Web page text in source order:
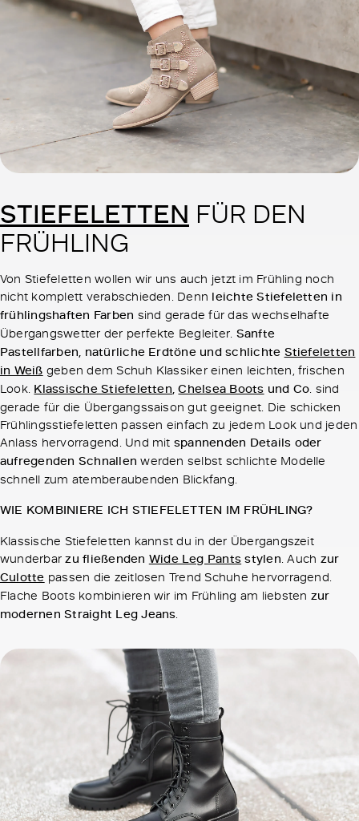
STIEFELETTEN FÜR DEN
FRÜHLING
Von Stiefeletten wollen wir uns auch jetzt im Frühling noch
nicht komplett verabschieden. Denn leichte Stiefeletten in
frühlingshaften Farben sind gerade für das wechselhafte
Übergangswetter der perfekte Begleiter. Sanfte
Pastellfarben, natürliche Erdtöne und schlichte Stiefeletten
in Weiß geben dem Schuh Klassiker einen leichten, frischen
Look. Klassische Stiefeletten,Chelsea Boots und Co . sind
gerade für die Übergangssaison gut geeignet. Die schicken
Frühlingsstiefeletten passen einfach zu jedem Look und jeden
Anlass hervorragend. Und mit spannenden Details oder
aufregenden Schnallen werden selbst schlichte Modelle
schnell zum atemberaubenden Blickfang.
WIE KOMBINIERE ICH STIEFELETTEN IM FRÜHLING?
Klassische Stiefeletten kannst du in der Übergangszeit
wunderbarzu fließenden Wide Leg Pantsstylen . Auch zur
Culotte passen die zeitlosen Trend Schuhe hervorragend.
Flache Boots kombinieren wir im Frühling am liebsten zur
modernen Straight Leg Jeans